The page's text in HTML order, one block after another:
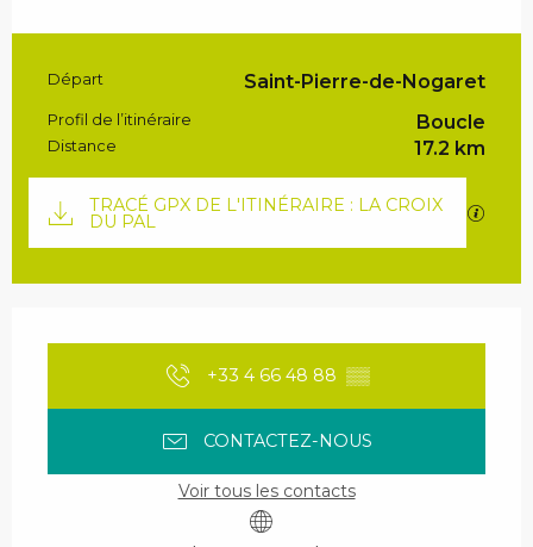
Informations pratiques
Départ Saint-Pierre-de-Nogaret
Profil de l’itinéraire Boucle
Distance 17.2 km
Documentation
TRACÉ GPX DE L'ITINÉRAIRE : LA CROIX
DU PAL
+33 4 66 48 88 ▒▒
CONTACTEZ-NOUS
Voir tous les contacts